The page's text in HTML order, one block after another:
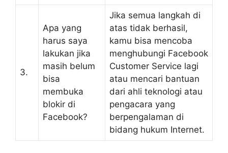
3.
Apa yang
harus saya
lakukan jika
masih belum
bisa
membuka
blokir di
Facebook?
Jika semua langkah di
atas tidak berhasil,
kamu bisa mencoba
menghubungi Facebook
Customer Service lagi
atau mencari bantuan
dari ahli teknologi atau
pengacara yang
berpengalaman di
bidang hukum Internet.